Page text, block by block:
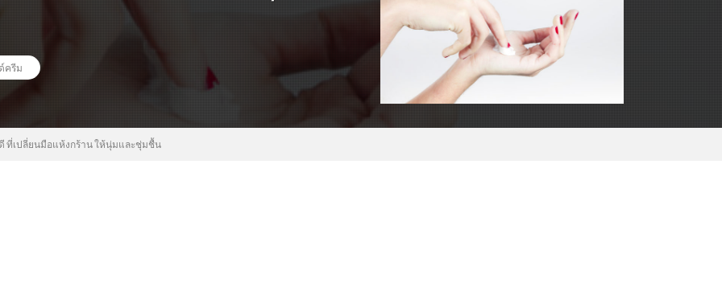
ครีม
ที่เปลี่ยนมือแห้งกร้าน ให้นุ่มและชุ่มชื้น